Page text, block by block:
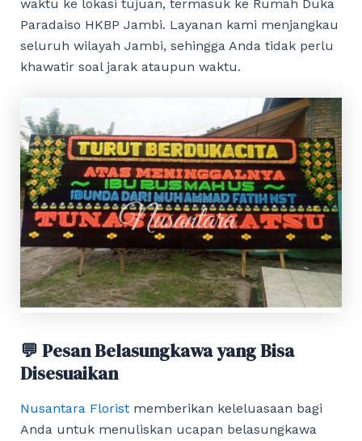
waktu ke lokasi tujuan, termasuk ke Rumah Duka
Paradaiso HKBP Jambi. Layanan kami menjangkau
seluruh wilayah Jambi, sehingga Anda tidak perlu
khawatir soal jarak ataupun waktu.
💬 Pesan Belasungkawa yang Bisa
Disesuaikan
Nusantara Floristmemberikan keleluasaan bagi
Anda untuk menuliskan ucapan belasungkawa